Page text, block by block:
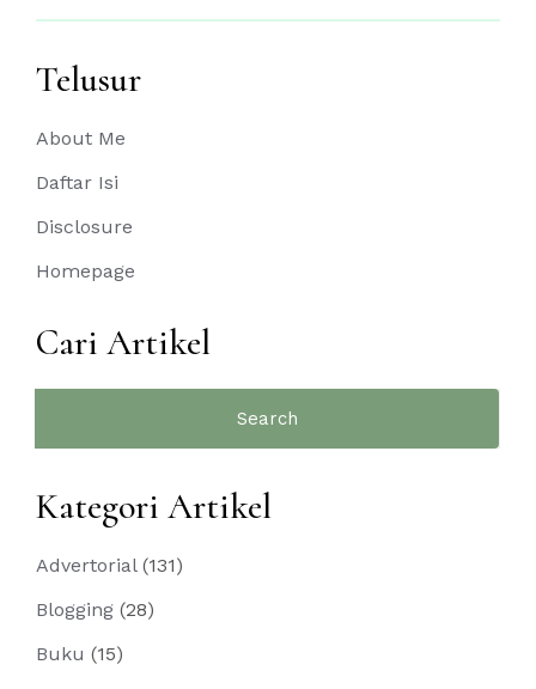
Telusur
About Me
Daftar Isi
Disclosure
Homepage
Cari Artikel
Kategori Artikel
Advertorial (131)
Blogging (28)
Buku (15)